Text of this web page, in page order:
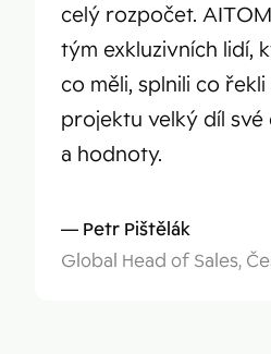
celý rozpočet.
tým exkluzivních lidí,
co měli, splnili co
projektu velký díl své
a hodnoty.
Petr Pištělák
Global Head of Sales,